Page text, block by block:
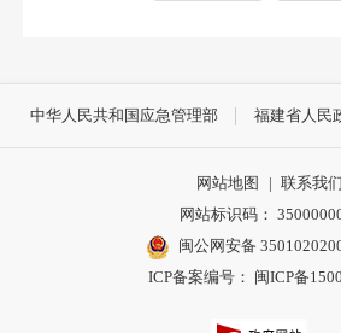
中华人民共和国应急管理部 福建省人民
网站地图 | 联系我们
网站标识码：
闽公网安备
ICP备案编号： 闽ICP备